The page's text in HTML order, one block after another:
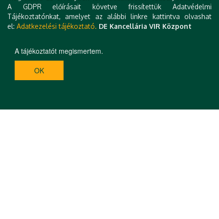
tött
A GDPR előírásait követve frissítettük Adatvédelmi
Tájékoztatónkat, amelyet az alábbi linkre kattintva olvashat
el: Adatkezelési tájékoztató. DE Kancellária VIR Központ
A tájékoztatót megismertem.
OK